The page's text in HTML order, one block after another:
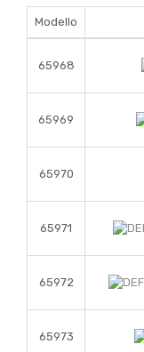
Modello
65968
65969
65970
65971
65972
65973